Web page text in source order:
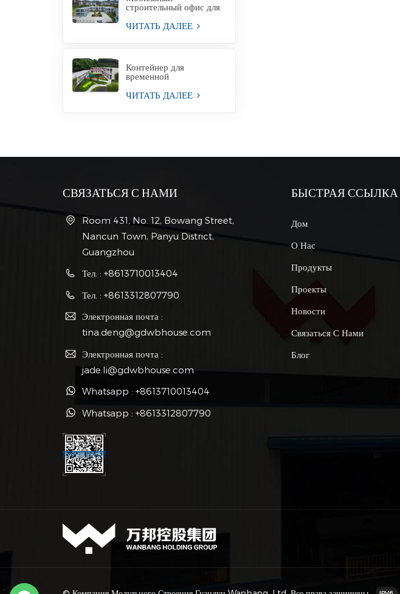
строительный офис для
временного
строительства зданий
временного
ЧИТАТЬ ДАЛЕЕ
Контейнер для
временной
для офиса
ЧИТАТЬ ДАЛЕЕ
СВЯЗАТЬСЯ С НАМИ
Room 431, No. 12, Bowang Street,
Nancun Town, Panyu District,
Guangzhou
Тел. : +8613710013404
Тел. : +8613312807790
Электронная почта :
tina.deng@gdwbhouse.com
Электронная почта :
jade.li@gdwbhouse.com
Whatsapp : +8613710013404
Whatsapp : +8613312807790
БЫСТРАЯ ССЫЛКА
Дом
О Нас
Продукты
Проекты
Новости
Связаться С Нами
Блог